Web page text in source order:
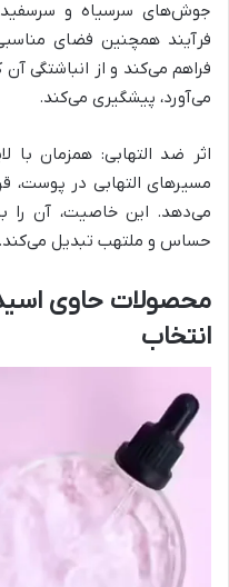
جوش‌های سرسیاه و سرسفید
فرآیند همچنین فضای
فراهم می‌کند و از انباشتگی
می‌آورد، پیشگیری می‌کند.
اثر ضد التهابی: همزمان با
مسیرهای التهابی در پوست،
می‌دهد. این خاصیت، آن را
حساس و ملتهب تبدیل می‌کند.
محصولات حاوی
انتخاب